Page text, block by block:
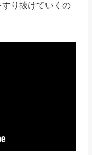
り抜けていくの